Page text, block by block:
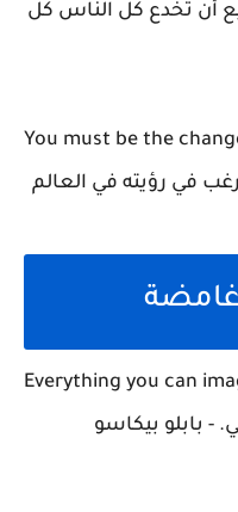
أن تخدع كل الناس كل
You must be the
في رؤيته في العالم
غامضة
Everything you can
بابلو بيكاسو